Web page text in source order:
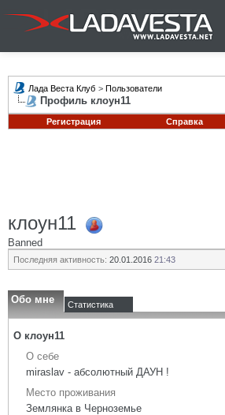
Лада Веста Клуб > Пользователи
Профиль клоун11
Регистрация Справка
клоун11
Banned
Последняя активность: 20.01.2016 21:43
Обо мне Статистика
О клоун11
О себе
mirаslav - абсолютный ДАУН !
Место проживания
Землянка в Черноземье